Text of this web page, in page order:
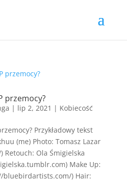
przemocy?
| lip 2, 2021 | Kobiecość
Przykładowy tekst
(me) Photo: Tomasz Lazar
Ola Śmigielska
Make Up:
bluebirdartists.com/) Hair: